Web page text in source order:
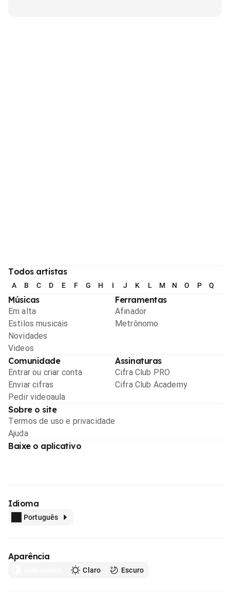
Todos artistas
A B C D E F G H I J K L M N O P Q
Músicas
Em alta
Estilos musicais
Novidades
Videos
Ferramentas
Afinador
Metrônomo
Comunidade
Entrar ou criar conta
Enviar cifras
Pedir videoaula
Assinaturas
Cifra Club PRO
Cifra Club Academy
Sobre o site
Termos de uso e privacidade
Ajuda
Baixe o aplicativo
Idioma
Português
Aparência
Claro Escuro